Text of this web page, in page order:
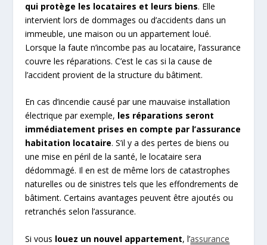
qui protège les locataires et leurs biens. Elle
intervient lors de dommages ou d’accidents dans un
immeuble, une maison ou un appartement loué.
Lorsque la faute n’incombe pas au locataire, l’assurance
couvre les réparations. C’est le cas si la cause de
l’accident provient de la structure du bâtiment.
En cas d’incendie causé par une mauvaise installation
électrique par exemple, les réparations seront
immédiatement prises en compte par l’assurance
habitation locataire. S’il y a des pertes de biens ou
une mise en péril de la santé, le locataire sera
dédommagé. Il en est de même lors de catastrophes
naturelles ou de sinistres tels que les effondrements de
bâtiment. Certains avantages peuvent être ajoutés ou
retranchés selon l’assurance.
Si vous louez un nouvel appartement, l’assurance